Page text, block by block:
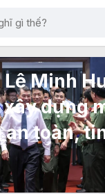
Minh
dựng
an toàn,